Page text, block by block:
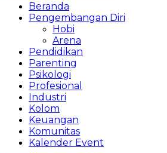
Beranda
Pengembangan Diri
Hobi
Arena
Pendidikan
Parenting
Psikologi
Profesional
Industri
Kolom
Keuangan
Komunitas
Kalender Event